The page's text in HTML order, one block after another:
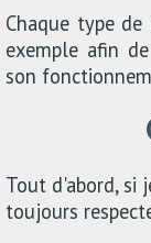
Chaque type
exemple afin
son
Tout d'abord, si
toujours